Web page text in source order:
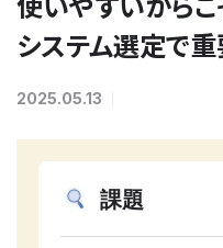
システム選定で重
2025.05.13
課題